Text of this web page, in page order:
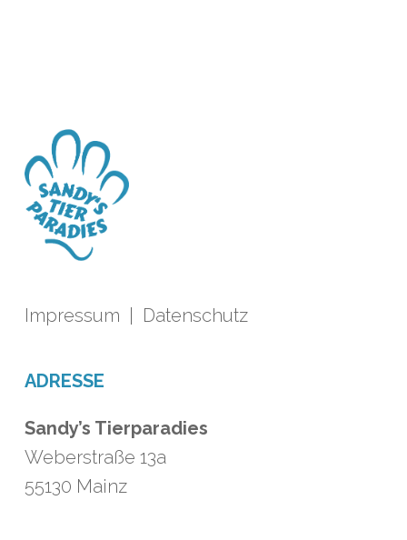
Impressum Datenschutz
ADRESSE
Sandy’s Tierparadies
Weberstraße 13a
55130 Mainz